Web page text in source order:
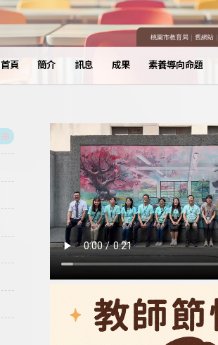
桃園市教育局｜ 舊網站｜
首頁 簡介 訊息 成果 素養導向命題